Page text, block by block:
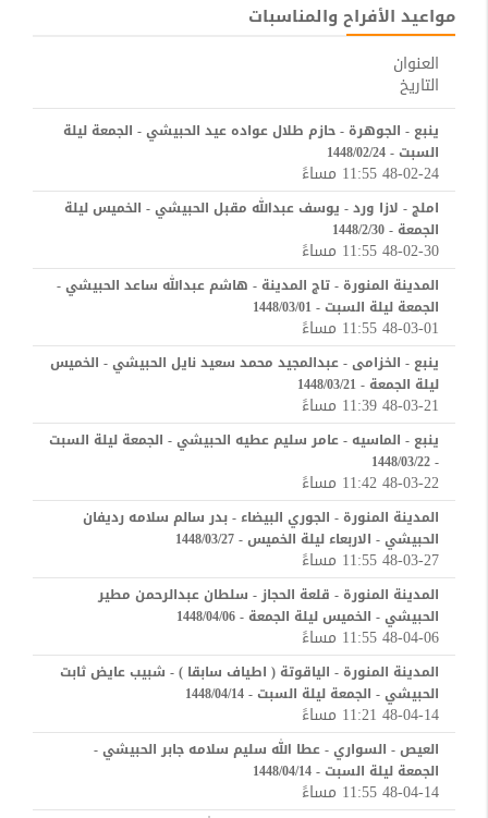
مواعيد الأفراح والمناسبات
العنوان
التاريخ
ينبع - الجوهرة - حازم طلال عواده عيد الحبيشي - الجمعة ليلة
السبت - 1448/02/24
48-02-24 11:55 مساءً
املج - لازا ورد - يوسف عبدالله مقبل الحبيشي - الخميس ليلة
الجمعة - 1448/2/30
48-02-30 11:55 مساءً
المدينة المنورة - تاج المدينة - هاشم عبدالله ساعد الحبيشي -
الجمعة ليلة السبت - 1448/03/01
48-03-01 11:55 مساءً
ينبع - الخزامى - عبدالمجيد محمد سعيد نايل الحبيشي - الخميس
ليلة الجمعة - 1448/03/21
48-03-21 11:39 مساءً
ينبع - الماسيه - عامر سليم عطيه الحبيشي - الجمعة ليلة السبت
- 1448/03/22
48-03-22 11:42 مساءً
المدينة المنورة - الجوري البيضاء - بدر سالم سلامه رديفان
الحبيشي - الاربعاء ليلة الخميس - 1448/03/27
48-03-27 11:55 مساءً
المدينة المنورة - قلعة الحجاز - سلطان عبدالرحمن مطير
الحبيشي - الخميس ليلة الجمعة - 1448/04/06
48-04-06 11:55 مساءً
المدينة المنورة - الياقوتة ( اطياف سابقا ) - شبيب عايض ثابت
الحبيشي - الجمعة ليلة السبت - 1448/04/14
48-04-14 11:21 مساءً
العيص - السواري - عطا الله سليم سلامه جابر الحبيشي -
الجمعة ليلة السبت - 1448/04/14
48-04-14 11:55 مساءً